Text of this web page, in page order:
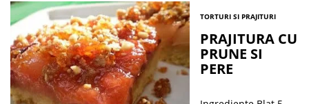
TORTURI SI PRAJITURI
PRAJITURA CU
PRUNE SI
PERE